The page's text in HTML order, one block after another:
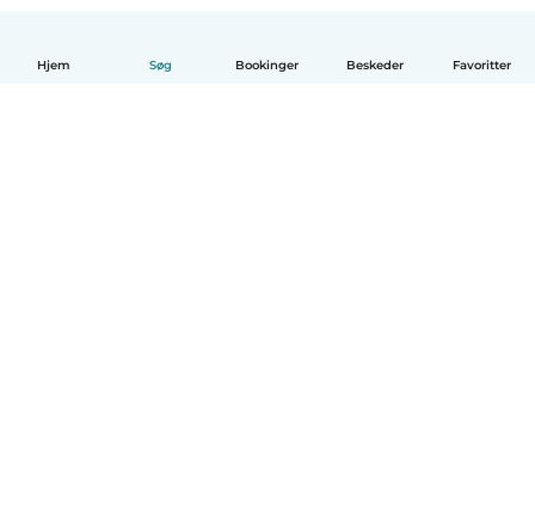
Hjem Søg Bookinger Beskeder Favoritter